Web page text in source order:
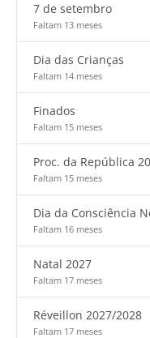
7 de setembro
Faltam 13 meses
Dia das Crianças
Faltam 14 meses
Finados
Faltam 15 meses
Proc. da República
Faltam 15 meses
Dia da Consciência
Faltam 16 meses
Natal 2027
Faltam 17 meses
Réveillon 2027/2028
Faltam 17 meses